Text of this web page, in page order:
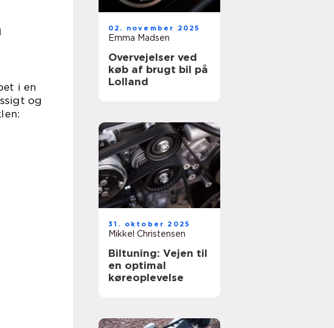
i en
og
02. november 2025
Emma Madsen
Overvejelser ved
køb af brugt bil på
Lolland
31. oktober 2025
Mikkel Christensen
Biltuning: Vejen til
en optimal
køreoplevelse